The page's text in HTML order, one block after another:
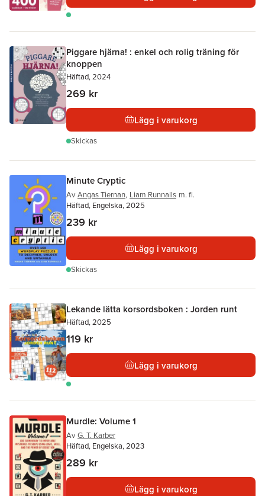
Piggare hjärna! : enkel och rolig träning för
knoppen
Häftad, 2024
269 kr
Lägg i varukorg
Skickas
Minute Cryptic
Av Angas Tiernan, Liam Runnalls m. fl.
Häftad, Engelska, 2025
239 kr
Lägg i varukorg
Skickas
Lekande lätta korsordsboken : Jorden runt
Häftad, 2025
119 kr
Lägg i varukorg
Murdle: Volume 1
Av G. T. Karber
Häftad, Engelska, 2023
289 kr
Lägg i varukorg